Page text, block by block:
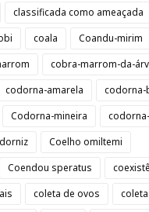
classificada como ameaçada
coala Coandu-mirim
cobra-marrom-da-
codorna-amarela
codorna-
Codorna-mineira
Coelho omiltemi
Coendou speratus
coleta de ovos